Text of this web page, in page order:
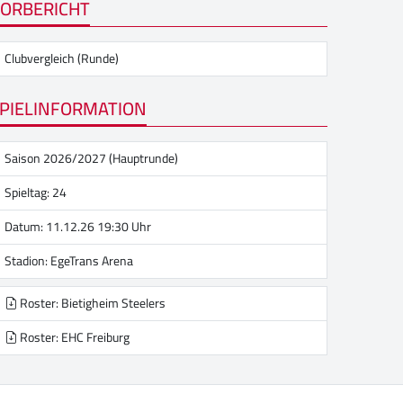
Clubvergleich (Runde)
Saison 2026/2027 (Hauptrunde)
Spieltag: 24
Datum: 11.12.26 19:30 Uhr
Stadion:EgeTrans Arena
Roster: Bietigheim Steelers
Roster: EHC Freiburg